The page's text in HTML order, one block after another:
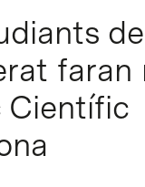
de
faran
Científic